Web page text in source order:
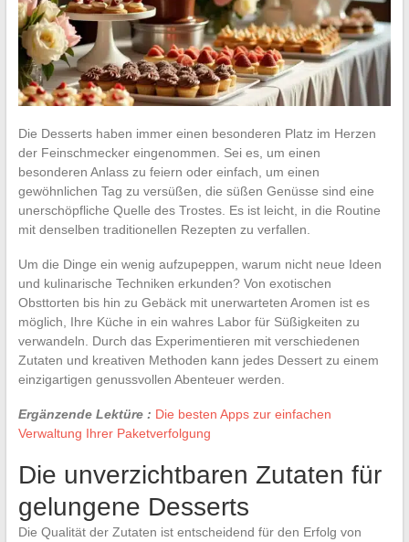
Die Desserts haben immer einen besonderen Platz im Herzen
der Feinschmecker eingenommen. Sei es, um einen
besonderen Anlass zu feiern oder einfach, um einen
gewöhnlichen Tag zu versüßen, die süßen Genüsse sind eine
unerschöpfliche Quelle des Trostes. Es ist leicht, in die Routine
mit denselben traditionellen Rezepten zu verfallen.
Um die Dinge ein wenig aufzupeppen, warum nicht neue Ideen
und kulinarische Techniken erkunden? Von exotischen
Obsttorten bis hin zu Gebäck mit unerwarteten Aromen ist es
möglich, Ihre Küche in ein wahres Labor für Süßigkeiten zu
verwandeln. Durch das Experimentieren mit verschiedenen
Zutaten und kreativen Methoden kann jedes Dessert zu einem
einzigartigen genussvollen Abenteuer werden.
Ergänzende Lektüre : Die besten Apps zur einfachen
Verwaltung Ihrer Paketverfolgung
Die unverzichtbaren Zutaten für
gelungene Desserts
Die Qualität der Zutaten ist entscheidend für den Erfolg von